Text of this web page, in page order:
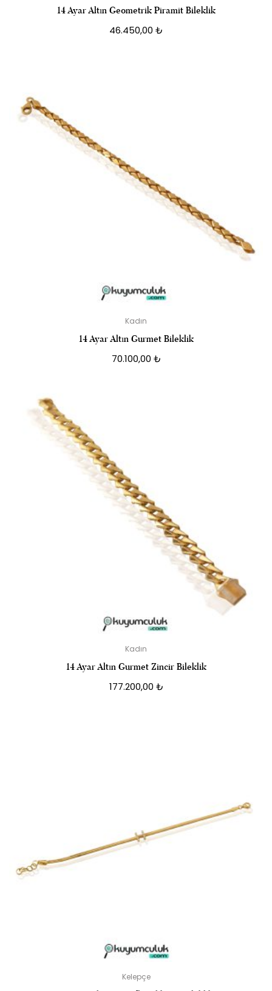
14 Ayar Altın Geometrik Piramit Bileklik
46.450,00 ₺
Kadın
14 Ayar Altın Gurmet Bileklik
70.100,00 ₺
Kadın
14 Ayar Altın Gurmet Zincir Bileklik
177.200,00 ₺
Kelepçe